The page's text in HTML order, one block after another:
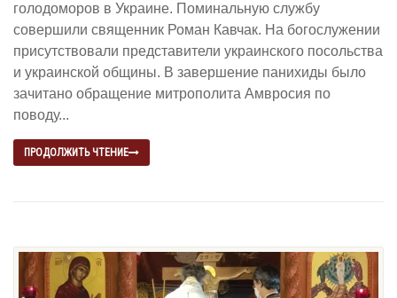
голодоморов в Украине. Поминальную службу
совершили священник Роман Кавчак. На богослужении
присутствовали представители украинского посольства
и украинской общины. В завершение панихиды было
зачитано обращение митрополита Амвросия по
поводу...
ПРОДОЛЖИТЬ ЧТЕНИЕ